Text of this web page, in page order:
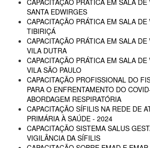
CAPACITAÇÃO PRÁTICA EM SALA DE
SANTA EDWIRGES
CAPACITAÇÃO PRÁTICA EM SALA DE
TIBIRIÇÁ
CAPACITAÇÃO PRÁTICA EM SALA DE
VILA DUTRA
CAPACITAÇÃO PRÁTICA EM SALA DE
VILA SÃO PAULO
CAPACITAÇÃO PROFISSIONAL DO
PARA O ENFRENTAMENTO DO
ABORDAGEM RESPIRATÓRIA
CAPACITAÇÃO SÍFILIS NA REDE DE
PRIMÁRIA À SAÚDE - 2024
CAPACITAÇÃO SISTEMA SALUS
VIGILÂNCIA DA SÍFILIS